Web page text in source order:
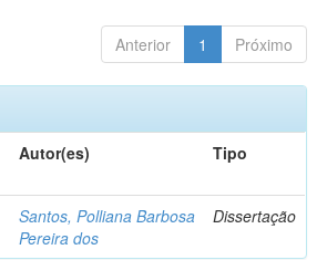
Anterior 1 Próximo
Autor(es) Tipo
Santos, Polliana Barbosa
Pereira dos
Dissertação